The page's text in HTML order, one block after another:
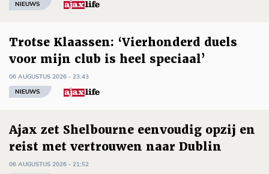
NIEUWS
Trotse Klaassen: ‘Vierhonderd duels
voor mijn club is heel speciaal’
06 AUGUSTUS 2026 - 23:43
NIEUWS
Ajax zet Shelbourne eenvoudig opzij en
reist met vertrouwen naar Dublin
06 AUGUSTUS 2026 - 21:52